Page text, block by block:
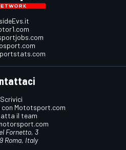
Scrivici
Mototsport.com
il team
Fornetto, 3
Roma, Italy